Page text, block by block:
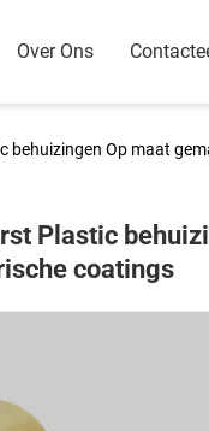
Over Ons
behuizingen Op maat
Plastic
coatings